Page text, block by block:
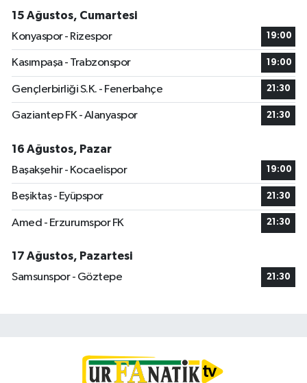
15 Ağustos, Cumartesi
Konyaspor - Rizespor
19:00
Kasımpaşa - Trabzonspor 19:00
Gençlerbirliği S.K. - Fenerbahçe 21:30
Gaziantep FK - Alanyaspor 21:30
16 Ağustos, Pazar
Başakşehir - Kocaelispor
19:00
Beşiktaş - Eyüpspor 21:30
Amed - Erzurumspor FK 21:30
17 Ağustos, Pazartesi
Samsunspor - Göztepe
21:30